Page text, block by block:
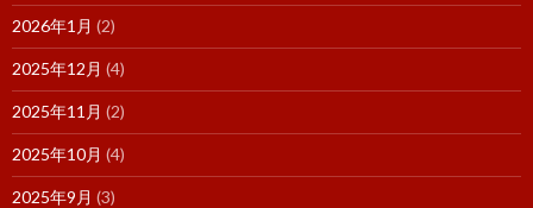
2026年1月 (2)
2025年12月 (4)
2025年11月 (2)
2025年10月 (4)
2025年9月 (3)